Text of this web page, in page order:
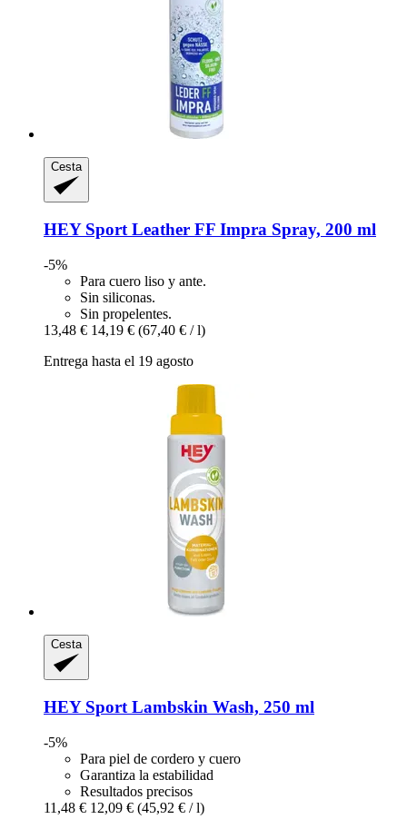
Cesta
HEY Sport Leather FF Impra Spray, 200 ml
-5%
Para cuero liso y ante.
Sin siliconas.
Sin propelentes.
13,48 € 14,19 € (67,40 € / l)
Entrega hasta el 19 agosto
Cesta
HEY Sport Lambskin Wash, 250 ml
-5%
Para piel de cordero y cuero
Garantiza la estabilidad
Resultados precisos
11,48 € 12,09 € (45,92 € / l)